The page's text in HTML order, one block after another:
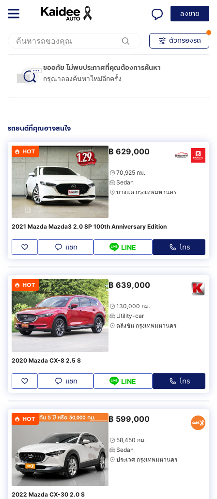
ลงขาย
ตัวกรองรถ
ขออภัย ไม่พบประกาศที่คุณต้องการค้นหา
กรุณาลองค้นหาใหม่อีกครั้ง
รถยนต์ที่คุณอาจสนใจ
HOT ฿ 629,000
70,925 กม.
Sedan
บางแค กรุงเทพมหานคร
2021 Mazda Mazda3 2.0 SP 100th Anniversary Edition
แชท LINE โทร
HOT ฿ 639,000
130,000 กม.
Utility-car
ตลิ่งชัน กรุงเทพมหานคร
2020 Mazda CX-8 2.5 S
แชท LINE โทร
HOT ฿ 599,000
58,450 กม.
Sedan
ประเวศ กรุงเทพมหานคร
2022 Mazda CX-30 2.0 S